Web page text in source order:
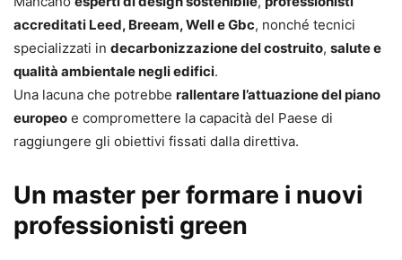
accreditati Leed, Breeam, Well e Gbc, nonché tecnici
specializzati in decarbonizzazione del costruito, salute e
qualità ambientale negli edifici.
Una lacuna che potrebbe rallentare l’attuazione del piano
europeo e compromettere la capacità del Paese di
raggiungere gli obiettivi fissati dalla direttiva.
Un master per formare i nuovi
professionisti green